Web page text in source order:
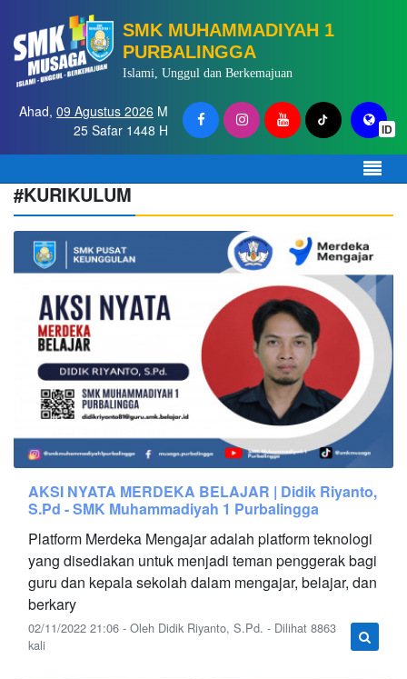
SMK MUHAMMADIYAH 1
PURBALINGGA
Islami, Unggul dan Berkemajuan
ID
Ahad, 09 Agustus 2026 M
25 Safar 1448 H
#KURIKULUM
AKSI NYATA MERDEKA BELAJAR | Didik Riyanto,
S.Pd - SMK Muhammadiyah 1 Purbalingga
Platform Merdeka Mengajar adalah platform teknologi
yang disediakan untuk menjadi teman penggerak bagi
guru dan kepala sekolah dalam mengajar, belajar, dan
berkary
02/11/2022 21:06 - Oleh Didik Riyanto, S.Pd. - Dilihat 8863
kali